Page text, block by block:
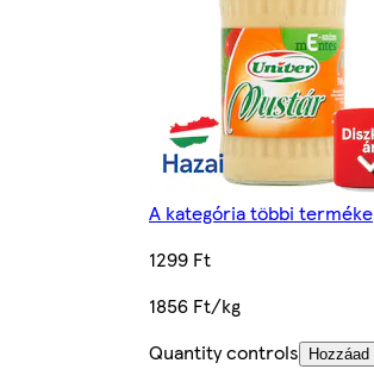
A kategória többi terméke
1299 Ft
1856 Ft/kg
Quantity controls
Hozzáad